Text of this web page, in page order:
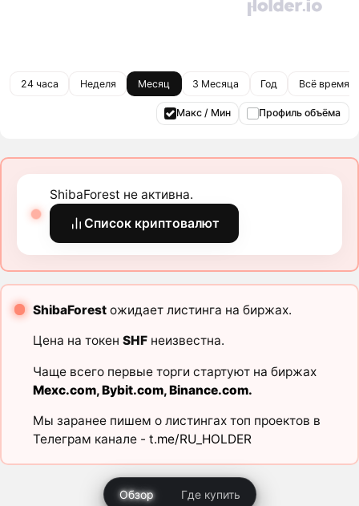
24 часа Неделя Месяц 3 Месяца Год Всё время
Макс / Мин Профиль объёма
ShibaForest не активна.
Список криптовалют
ShibaForestожидает листинга на биржах.
Цена на токен SHFнеизвестна.
Чаще всего первые торги стартуют на биржах
Mexc.com,Bybit.com,Binance.com.
Мы заранее пишем о листингах топ проектов в
Телеграм канале - t.me/RU_HOLDER
Обзор Где купить